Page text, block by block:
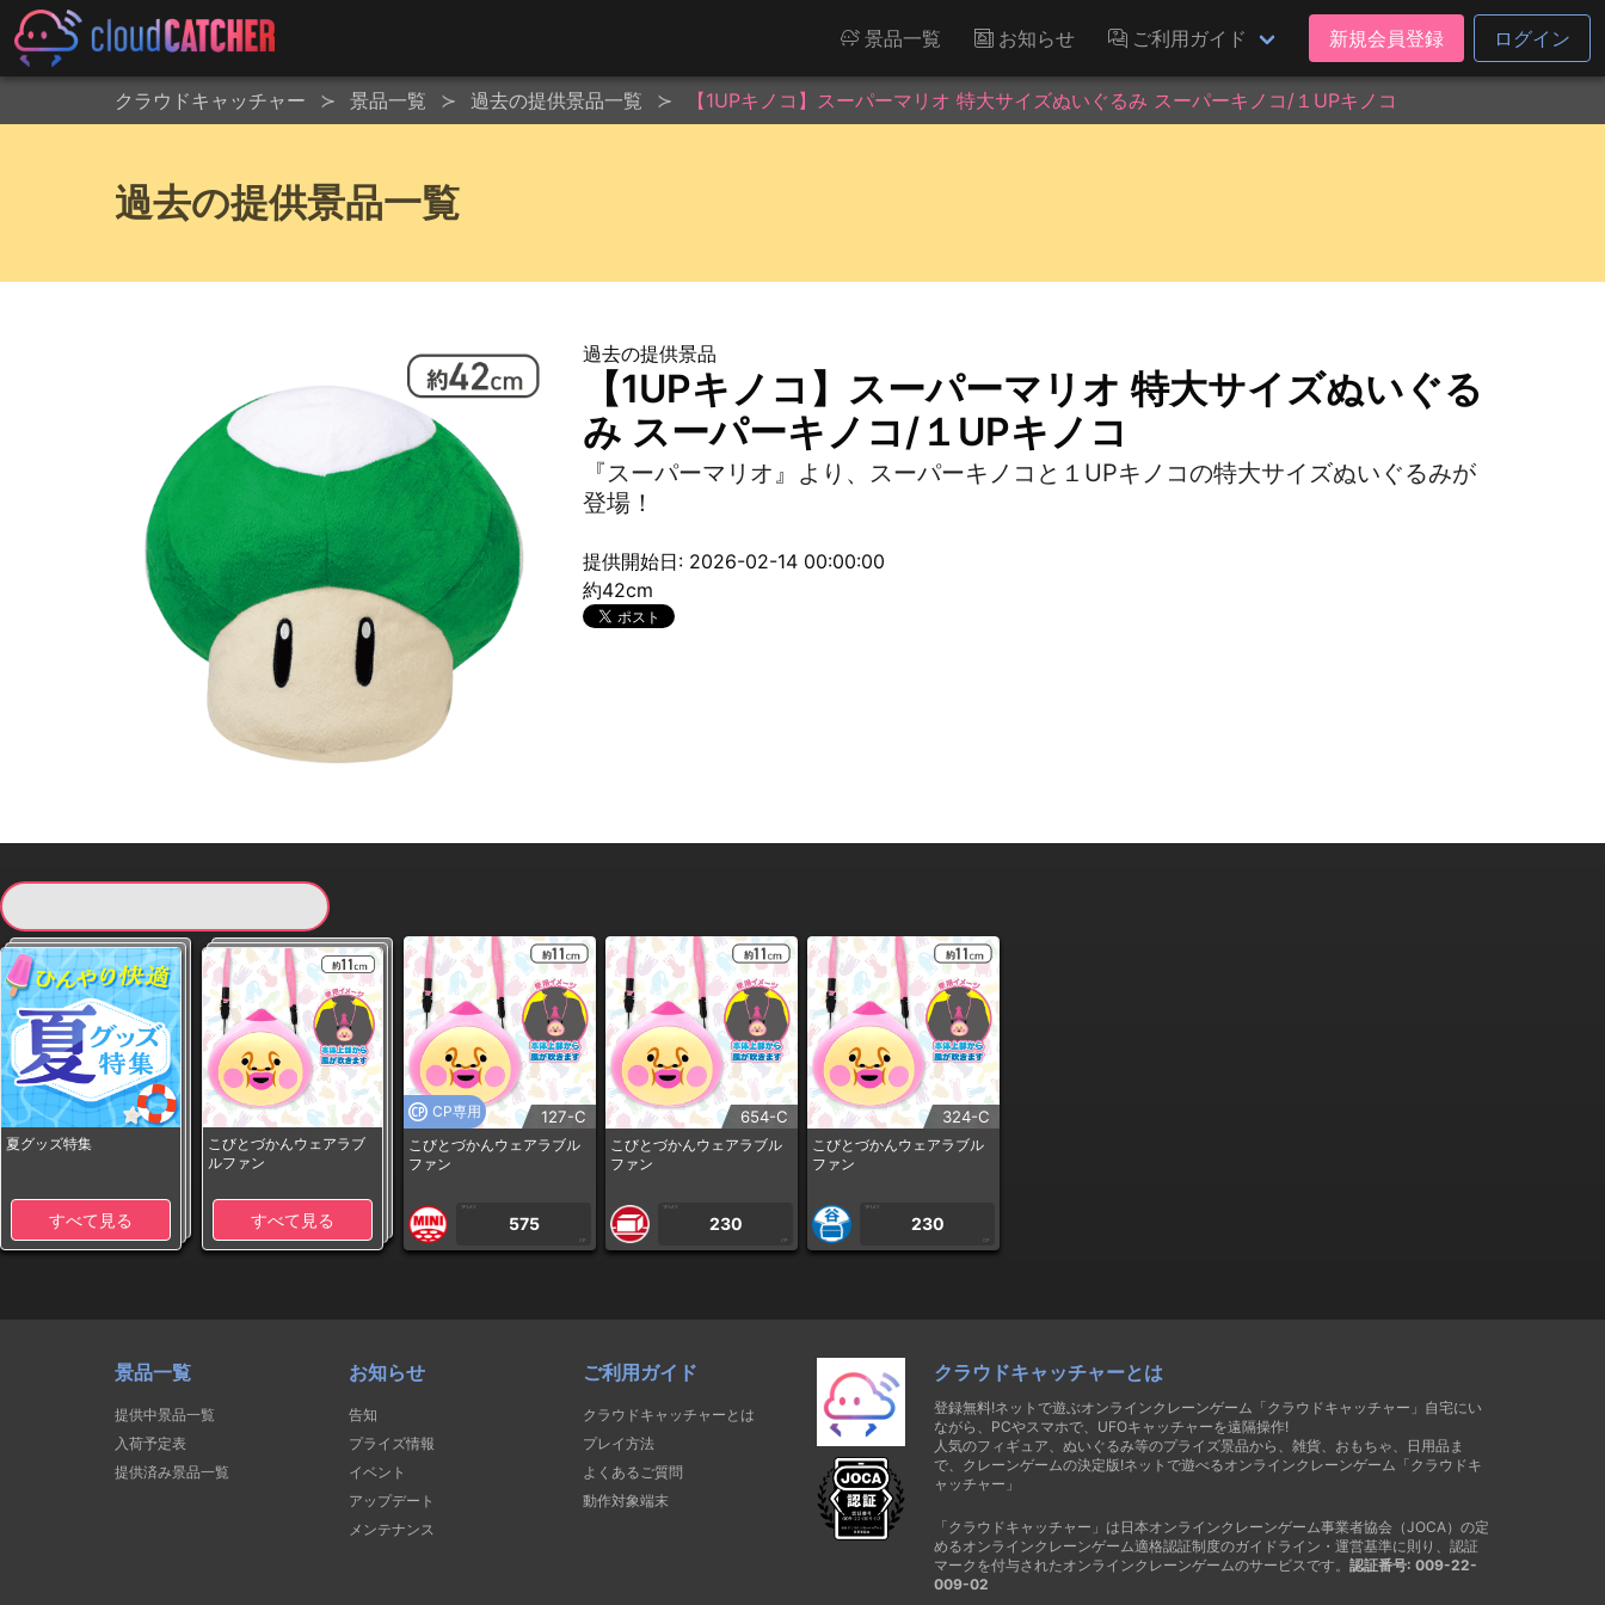
景品一覧 お知らせ ご利用ガイド 新規会員登録 ログイン
クラウドキャッチャー 景品一覧 過去の提供景品一覧 【1UPキノコ】スーパーマリオ 特大サイズぬいぐるみ スーパーキノコ/１UPキノコ
過去の提供景品一覧
過去の提供景品
【1UPキノコ】スーパーマリオ 特大サイズぬいぐる
み スーパーキノコ/１UPキノコ
『スーパーマリオ』より、スーパーキノコと１UPキノコの特大サイズぬいぐるみが
登場！
提供開始日: 2026-02-14 00:00:00
約42cm
夏グッズ特集
すべて見る
こびとづかんウェアラブ
ルファン
すべて見る
CP専用 127-C
こびとづかんウェアラブル
ファン
1PLAY
575
CP
654-C
こびとづかんウェアラブル
ファン
1PLAY
230
CP
324-C
こびとづかんウェアラブル
ファン
1PLAY
230
CP
景品一覧
提供中景品一覧
入荷予定表
提供済み景品一覧
お知らせ
告知
プライズ情報
イベント
アップデート
メンテナンス
ご利用ガイド
クラウドキャッチャーとは
プレイ方法
よくあるご質問
動作対象端末
クラウドキャッチャーとは
登録無料!ネットで遊ぶオンラインクレーンゲーム「クラウドキャッチャー」自宅にい
ながら、PCやスマホで、UFOキャッチャーを遠隔操作!
人気のフィギュア、ぬいぐるみ等のプライズ景品から、雑貨、おもちゃ、日用品ま
で、クレーンゲームの決定版!ネットで遊べるオンラインクレーンゲーム「クラウドキ
ャッチャー」
「クラウドキャッチャー」は日本オンラインクレーンゲーム事業者協会（JOCA）の定
めるオンラインクレーンゲーム適格認証制度のガイドライン・運営基準に則り、認証
マークを付与されたオンラインクレーンゲームのサービスです。 認証番号: 009-22-
009-02